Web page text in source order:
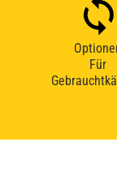
Für